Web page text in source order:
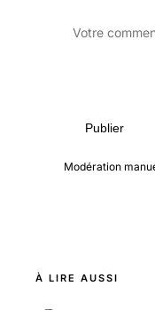
Publier
Modération
À LIRE AUSSI